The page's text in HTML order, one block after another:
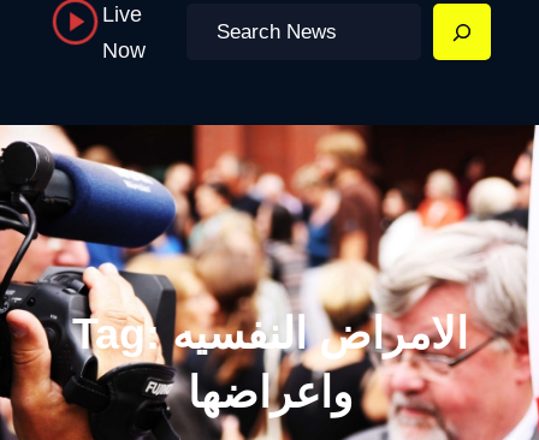
Live
Now
Search
Tag:الامراض النفسيه
واعراضها